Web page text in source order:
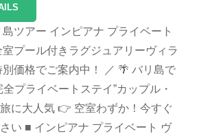
ツアー インピアナ プライベート
プール付きラグジュアリーヴィラ
価格でご案内中！ ／ 🌴 バリ島で
プライベートステイ”カップル・
に大人気 👉 空室わずか！今すぐ
い ■ インピアナ プライベート ヴ